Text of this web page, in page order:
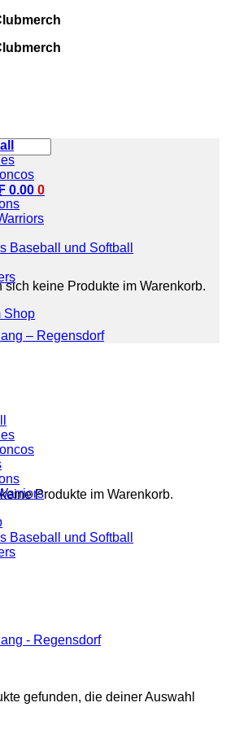
0.00 0
sich keine Produkte im Warenkorb.
Shop
Produkte im Warenkorb.
Baseball und Softball
– Regensdorf
Baseball und Softball
- Regensdorf
gefunden, die deiner Auswahl